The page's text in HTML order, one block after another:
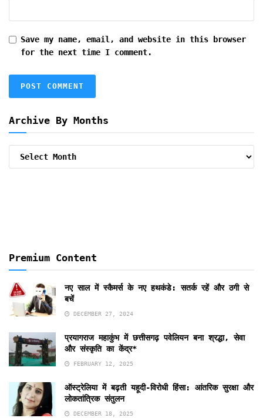
Save my name, email, and website in this browser
for the next time I comment.
Archive By Months
Archive
Premium Content
नए साल में स्कैमर्स के नए हथकंडे: सतर्क रहें और ठगी से
बचें
DECEMBER 27, 2024
प्रयागराज महाकुंभ में छत्तीसगढ़ पवेलियन बना श्रद्धा, सेवा
और संस्कृति का केंद्र*
FEBRUARY 12, 2025
ऑस्ट्रेलिया में बढ़ती यहूदी-विरोधी हिंसा: आंतरिक सुरक्षा और
लोकतांत्रिक संतुलन
DECEMBER 18, 2025